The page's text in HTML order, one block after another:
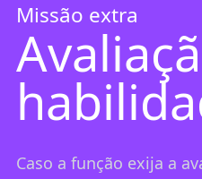
Missão extra
Caso a função exija a